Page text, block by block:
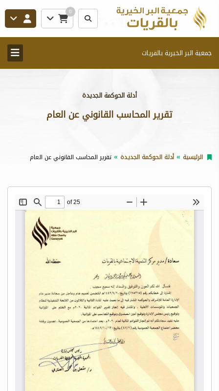
0
جمعية البر الخيرية بالقريات
أدلة الحوكمة الجديدة
تقرير المحاسب القانوني عن العام
الرئيسية أدلة الحوكمة الجديدة تقرير المحاسب القانوني عن العام